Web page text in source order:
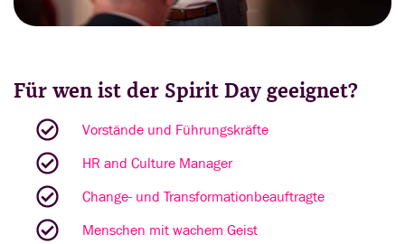
Für wen ist der Spirit Day geeignet?
Vorstände und Führungskräfte
HR and Culture Manager
Change- und Transformationbeauftragte
Menschen mit wachem Geist